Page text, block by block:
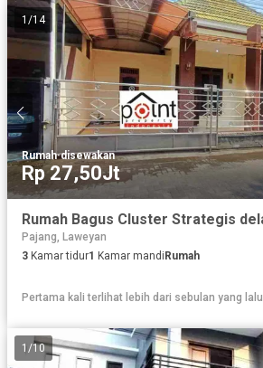
1 /14
Rumah·disewakan
Rp 27,50Jt
Pajang, Laweyan
3 Kamar tidur1 Kamar mandiRumah
Pertama kali terlihat lebih dari sebulan yang lalu
1 /10